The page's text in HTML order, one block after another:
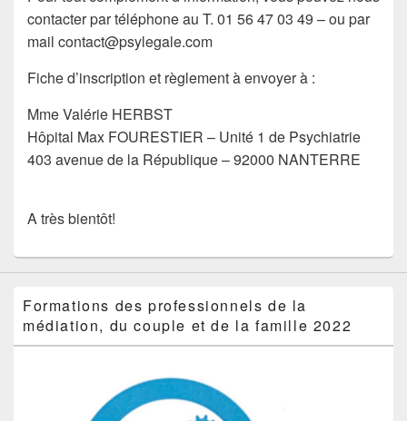
contacter par téléphone au T. 01 56 47 03 49 – ou par
mail contact@psylegale.com
Fiche d’inscription et règlement à envoyer à :
Mme Valérie HERBST
Hôpital Max FOURESTIER – Unité 1 de Psychiatrie
403 avenue de la République – 92000 NANTERRE
A très bientôt!
Formations des professionnels de la
médiation, du couple et de la famille 2022